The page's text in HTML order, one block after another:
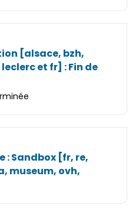
[alsace, bzh,
et fr] : Fin de
: Sandbox [fr, re,
museum, ovh,